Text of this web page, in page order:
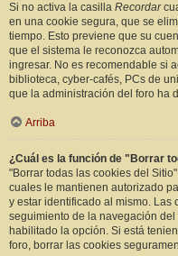
Si no activa la casilla Recordar
en una cookie segura, que se
tiempo. Esto previene que su
que el sistema le reconozca
ingresar. No es recomendable si
biblioteca, cyber-cafés, PCs de
que la administración del foro ha
Arriba
¿Cuál es la función de "Borrar
"Borrar todas las cookies del
cuales le mantienen autorizado
y estar identificado al mismo. Las
seguimiento de la navegación
habilitado la opción. Si está
foro, borrar las cookies